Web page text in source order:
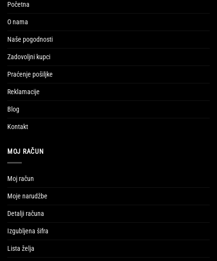
Početna
O nama
Naše pogodnosti
Zadovoljni kupci
Praćenje pošiljke
Reklamacije
Blog
Kontakt
MOJ RAČUN
Moj račun
Moje narudžbe
Detalji računa
Izgubljena šifra
Lista želja